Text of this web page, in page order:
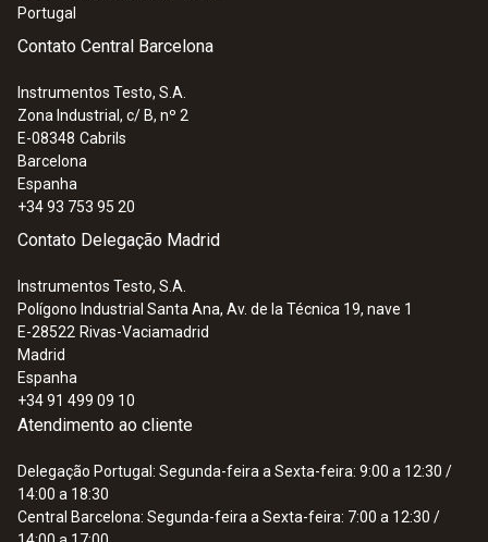
Portugal
Contato Central Barcelona
Instrumentos Testo, S.A.
Zona Industrial, c/ B, nº 2
E-08348 Cabrils
Barcelona
Espanha
+34 93 753 95 20
Contato Delegação Madrid
Instrumentos Testo, S.A.
Polígono Industrial Santa Ana, Av. de la Técnica 19, nave 1
E-28522 Rivas-Vaciamadrid
Madrid
Espanha
+34 91 499 09 10
Atendimento ao cliente
Delegação Portugal: Segunda-feira a Sexta-feira: 9:00 a 12:30 /
14:00 a 18:30
Central Barcelona: Segunda-feira a Sexta-feira: 7:00 a 12:30 /